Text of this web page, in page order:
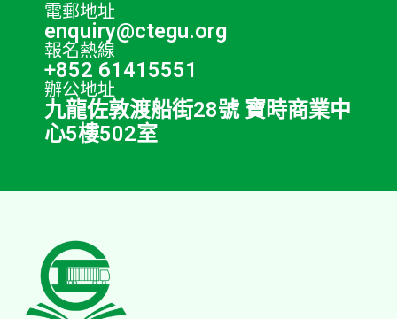
電郵地址
enquiry@ctegu.org
報名熱線
+852 61415551
辦公地址
九龍佐敦渡船街28號 寶時商業中
心5樓502室